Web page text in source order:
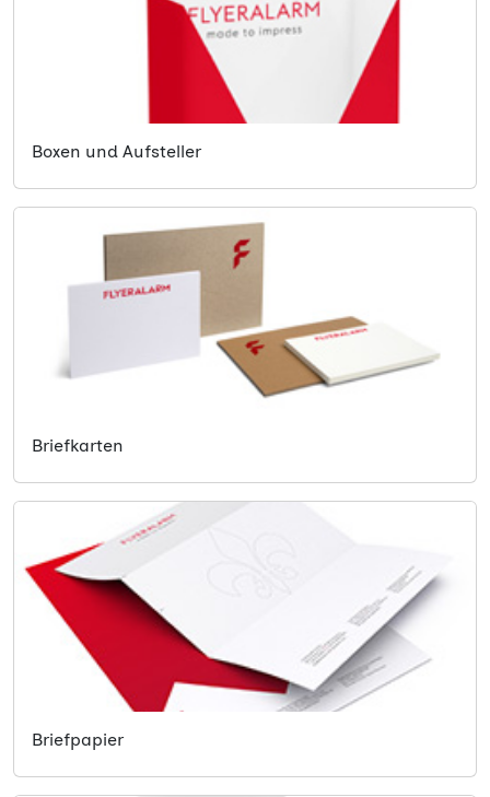
Boxen und Aufsteller
Briefkarten
Briefpapier